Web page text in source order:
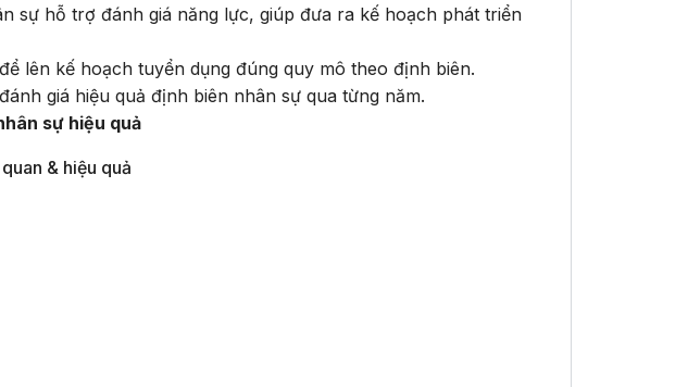
sự hỗ trợ đánh giá năng lực, giúp đưa ra kế hoạch phát triển
lên kế hoạch tuyển dụng đúng quy mô theo định biên.
giá hiệu quả định biên nhân sự qua từng năm.
sự hiệu quả
& hiệu quả